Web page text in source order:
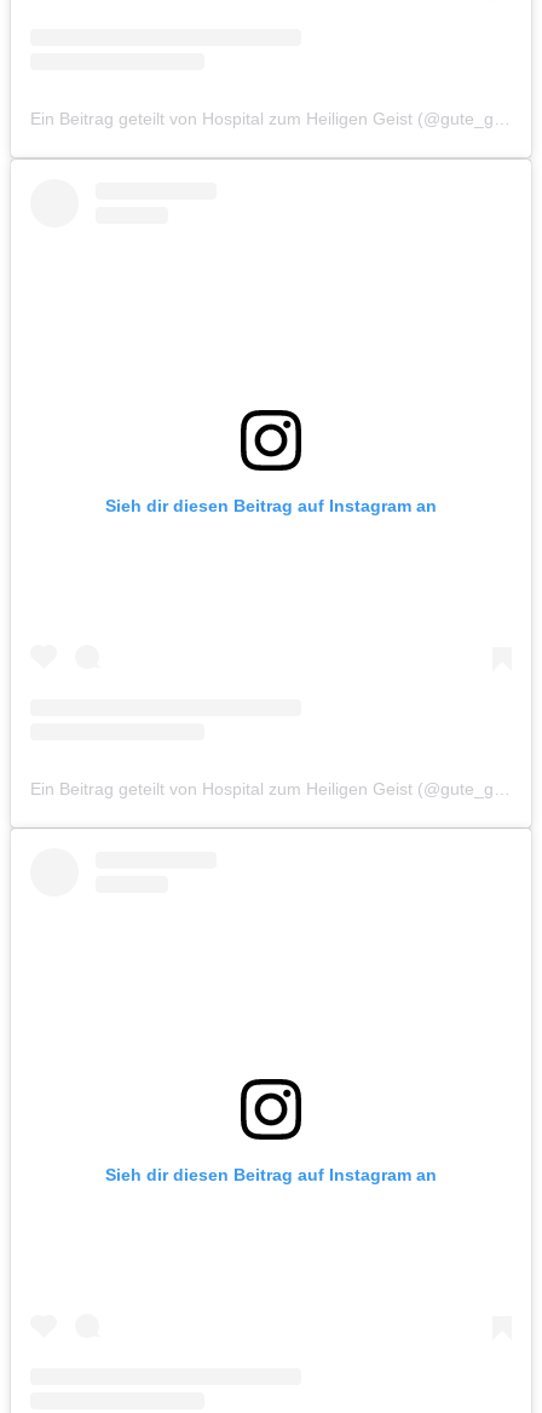
Sieh dir diesen Beitrag auf Instagram an
Sieh dir diesen Beitrag auf Instagram an